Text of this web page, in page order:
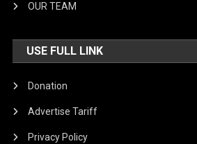
OUR TEAM
USE FULL LINK
Donation
Advertise Tariff
Privacy Policy